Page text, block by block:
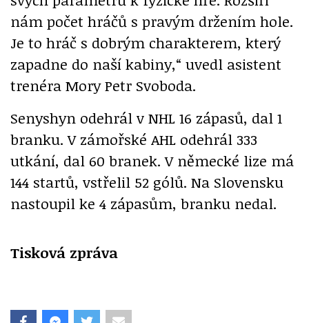
nám počet hráčů s pravým držením hole.
Je to hráč s dobrým charakterem, který
zapadne do naší kabiny,“ uvedl asistent
trenéra Mory Petr Svoboda.
Senyshyn odehrál v NHL 16 zápasů, dal 1
branku. V zámořské AHL odehrál 333
utkání, dal 60 branek. V německé lize má
144 startů, vstřelil 52 gólů. Na Slovensku
nastoupil ke 4 zápasům, branku nedal.
Tisková zpráva